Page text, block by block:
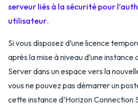
serveur liés à la sécurité pour
utilisateur.
Si vous disposez d’une licence
après la mise à niveau d’une instance
Server dans un espace vers la
vous ne pouvez pas démarrer un
cette instance d’Horizon Connection